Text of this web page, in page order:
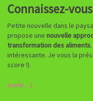
Connaissez-vous
Petite nouvelle dans le
propose une nouvelle
transformation des aliments
intéressante. Je vous la
score !).
(suite…)